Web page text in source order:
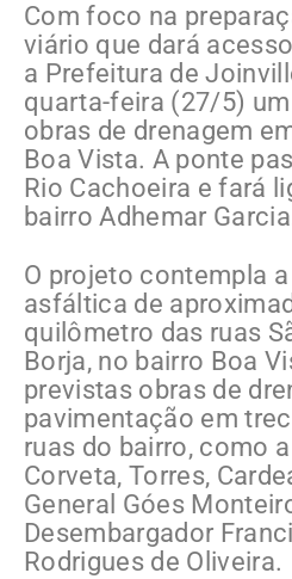
Com foco na
viário que dará
a Prefeitura de
quarta-feira (27/5)
obras de drenagem
Boa Vista. A ponte
Rio Cachoeira e fará
bairro Adhemar
O projeto contempla
asfáltica de
quilômetro das ruas
Borja, no bairro Boa
previstas obras de
pavimentação em
ruas do bairro, como
Corveta, Torres,
General Góes
Desembargador
Rodrigues de Oliveira.